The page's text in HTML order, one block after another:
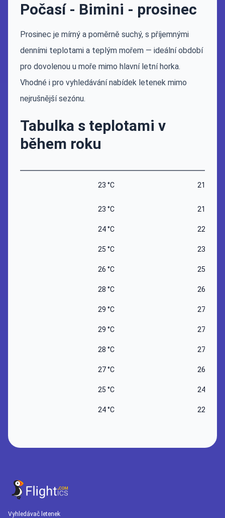
Počasí - Bimini - prosinec
Prosinec je mírný a poměrně suchý, s příjemnými
denními teplotami a teplým mořem — ideální období
pro dovolenou u moře mimo hlavní letní horka.
Vhodné i pro vyhledávání nabídek letenek mimo
nejrušnější sezónu.
Tabulka s teplotami v
během roku
23 °C 21 °C
23 °C 21 °C
24 °C 22 °C
25 °C 23 °C
26 °C 25 °C
28 °C 26 °C
29 °C 27 °C
29 °C 27 °C
28 °C 27 °C
27 °C 26 °C
25 °C 24 °C
24 °C 22 °C
Vyhledávač letenek